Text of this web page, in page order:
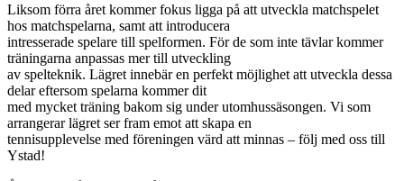
Liksom förra året kommer fokus ligga på att utveckla matchspelet
hos matchspelarna, samt att introducera
intresserade spelare till spelformen. För de som inte tävlar kommer
träningarna anpassas mer till utveckling
av spelteknik. Lägret innebär en perfekt möjlighet att utveckla dessa
delar eftersom spelarna kommer dit
med mycket träning bakom sig under utomhussäsongen. Vi som
arrangerar lägret ser fram emot att skapa en
tennisupplevelse med föreningen värd att minnas – följ med oss till
Ystad!